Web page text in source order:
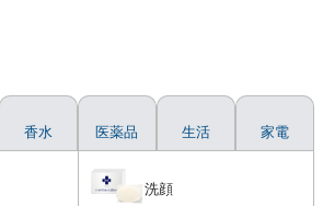
洗顔
香水 医薬品 生活 家電